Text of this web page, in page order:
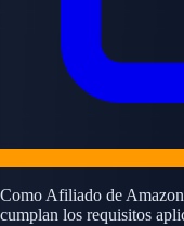
Como Afiliado de
cumplan los requisitos